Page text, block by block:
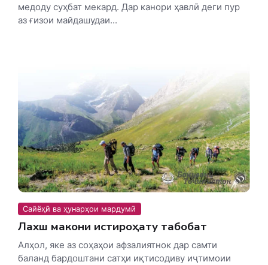
медоду суҳбат мекард. Дар канори ҳавлӣ деги пур
аз ғизои майдашудаи...
Сайёҳӣ ва ҳунарҳои мардумӣ
Лахш макони истироҳату табобат
Алҳол, яке аз соҳаҳои афзалиятнок дар самти
баланд бардоштани сатҳи иқтисодиву иҷтимоии